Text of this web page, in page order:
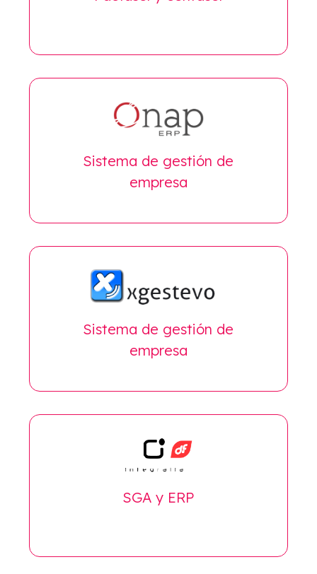
Sistema de gestión de
empresa
Sistema de gestión de
empresa
SGA y ERP